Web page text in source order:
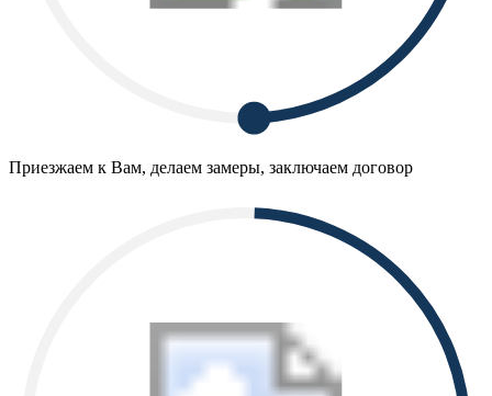
Приезжаем к Вам, делаем замеры, заключаем договор